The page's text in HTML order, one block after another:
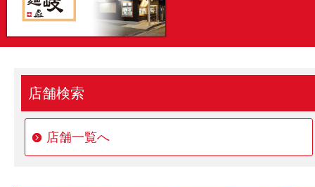
讃岐製麺
店舗検索
店舗一覧へ